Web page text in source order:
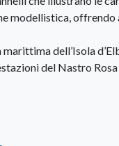
modellistica,
dell’Isola
del Nastro